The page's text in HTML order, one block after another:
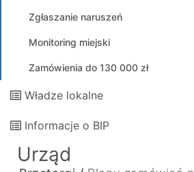
Zgłaszanie naruszeń
Monitoring miejski
Zamówienia do 130 000 zł
Władze lokalne
Informacje o BIP
Urząd